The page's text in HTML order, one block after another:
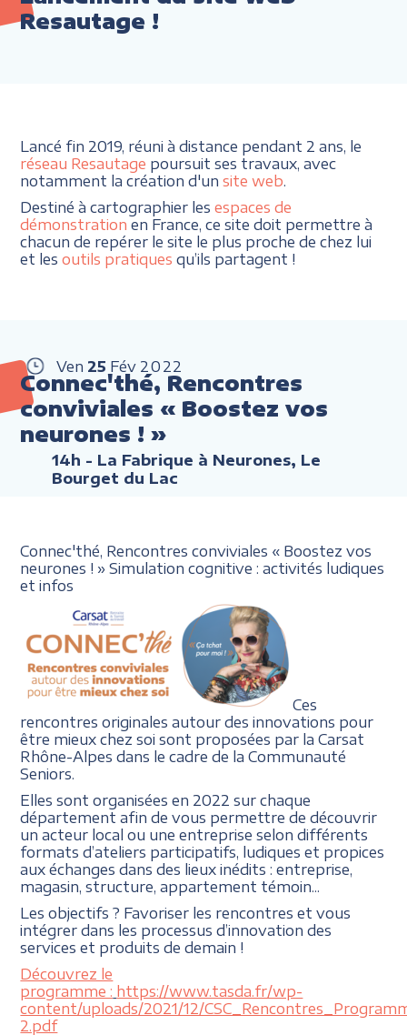
Resautage !
Lancé fin 2019, réuni à distance pendant 2 ans, le
réseau Resautage poursuit ses travaux, avec
notamment la création d'unsite web
Destiné à cartographier lesespaces de
démonstration en France, ce site doit permettre à
chacun de repérer le site le plus proche de chez lui
et lesoutils pratiques qu’ils partagent !
Ven 25 Fév 2022
Connec'thé, Rencontres
conviviales « Boostez vos
neurones ! »
14h - La Fabrique à Neurones, Le
Bourget du Lac
Connec'thé, Rencontres conviviales « Boostez vos
neurones ! » Simulation cognitive : activités ludiques
et infos
Ces
rencontres originales autour des innovations pour
être mieux chez soi sont proposées par la Carsat
Rhône-Alpes dans le cadre de la Communauté
Seniors.
Elles sont organisées en 2022 sur chaque
département afin de vous permettre de découvrir
un acteur local ou une entreprise selon différents
formats d’ateliers participatifs, ludiques et propices
aux échanges dans des lieux inédits : entreprise,
magasin, structure, appartement témoin...
Les objectifs ? Favoriser les rencontres et vous
intégrer dans les processus d’innovation des
services et produits de demain !
Découvrez le
programme : https://www.tasda.fr/wp-
content/uploads/2021/12/
2.pdf